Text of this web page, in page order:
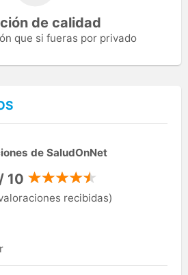
de calidad
que si fueras por privado
de SaludOnNet
10
recibidas)